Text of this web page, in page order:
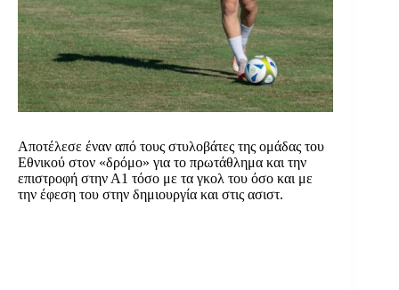
Αποτέλεσε έναν από τους στυλοβάτες της ομάδας του
Εθνικού στον «δρόμο» για το πρωτάθλημα και την
επιστροφή στην Α1 τόσο με τα γκολ του όσο και με
την έφεση του στην δημιουργία και στις ασιστ.